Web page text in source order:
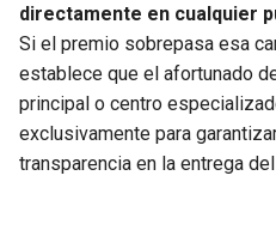
directamente en cualquier
Si el premio sobrepasa esa
establece que el afortunado
principal o centro
exclusivamente para
transparencia en la entrega